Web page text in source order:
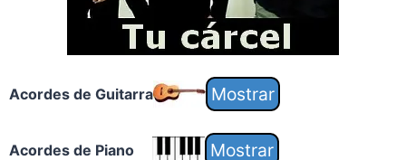
Acordes de Guitarra
Acordes de Piano